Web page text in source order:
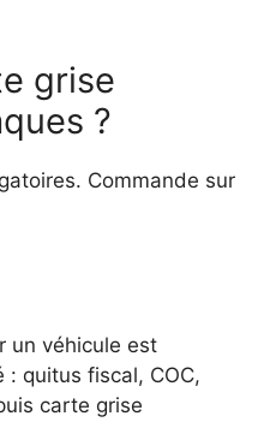
grise
?
Commande sur
un véhicule est
: quitus fiscal, COC,
carte grise